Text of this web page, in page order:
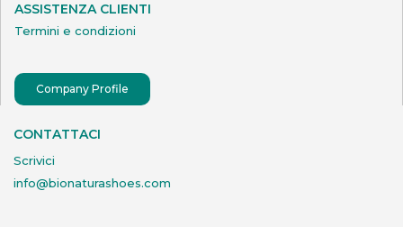
ASSISTENZA CLIENTI
Termini e condizioni
Company Profile
CONTATTACI
Scrivici
info@bionaturashoes.com